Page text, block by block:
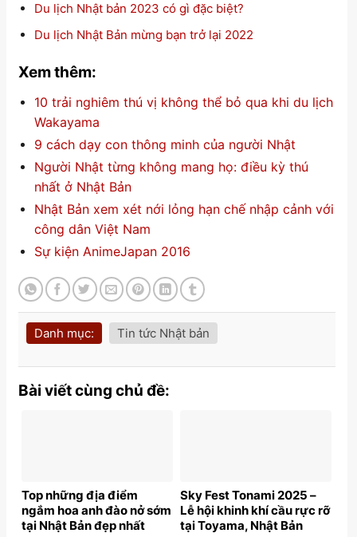
Du lịch Nhật bản 2023 có gì đặc biệt?
Du lịch Nhật Bản mừng bạn trở lại 2022
Xem thêm:
10 trải nghiêm thú vị không thể bỏ qua khi du lịch
Wakayama
9 cách dạy con thông minh của người Nhật
Người Nhật từng không mang họ: điều kỳ thú
nhất ở Nhật Bản
Nhật Bản xem xét nới lỏng hạn chế nhập cảnh với
công dân Việt Nam
Sự kiện AnimeJapan 2016
Danh mục: Tin tức Nhật bản
Bài viết cùng chủ đề:
Top những địa điểm
ngắm hoa anh đào nở sớm
tại Nhật Bản đẹp nhất
Sky Fest Tonami 2025 –
Lễ hội khinh khí cầu rực rỡ
tại Toyama, Nhật Bản